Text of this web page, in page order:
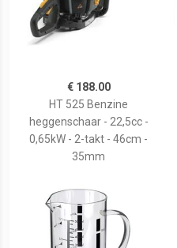
€ 188.00
HT 525 Benzine
heggenschaar - 22,5cc -
0,65kW - 2-takt - 46cm -
35mm